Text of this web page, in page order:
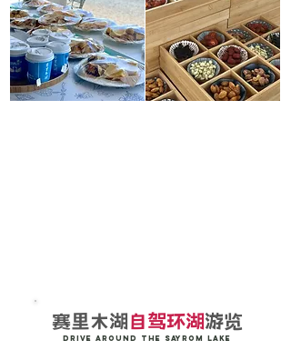
赛里木湖自驾环湖游览
DRIVE AROUND THE SAYROM LAKE